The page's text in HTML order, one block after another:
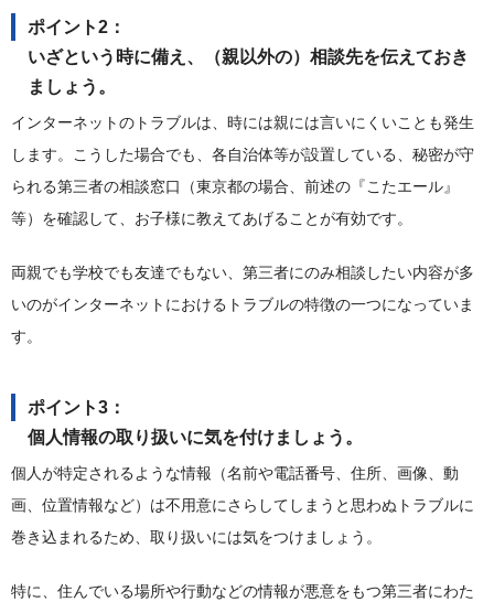
ポイント2：
いざという時に備え、（親以外の）相談先を伝えておき
ましょう。
インターネットのトラブルは、時には親には言いにくいことも発生
します。こうした場合でも、各自治体等が設置している、秘密が守
られる第三者の相談窓口（東京都の場合、前述の『こたエール』
等）を確認して、お子様に教えてあげることが有効です。
両親でも学校でも友達でもない、第三者にのみ相談したい内容が多
いのがインターネットにおけるトラブルの特徴の一つになっていま
す。
ポイント3：
個人情報の取り扱いに気を付けましょう。
個人が特定されるような情報（名前や電話番号、住所、画像、動
画、位置情報など）は不用意にさらしてしまうと思わぬトラブルに
巻き込まれるため、取り扱いには気をつけましょう。
特に、住んでいる場所や行動などの情報が悪意をもつ第三者にわた